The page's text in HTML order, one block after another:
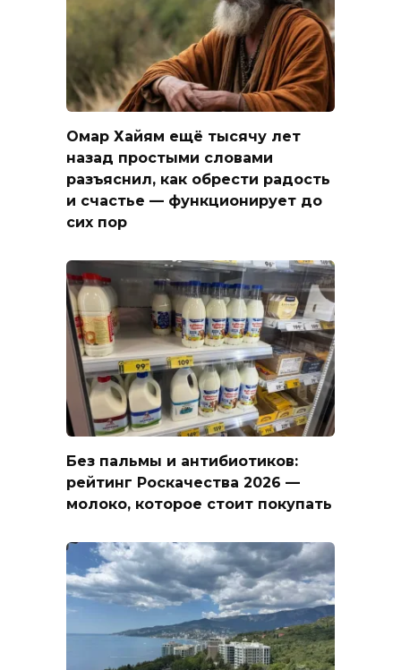
Омар Хайям ещё тысячу лет
назад простыми словами
разъяснил, как обрести радость
и счастье — функционирует до
сих пор
Без пальмы и антибиотиков:
рейтинг Роскачества 2026 —
молоко, которое стоит покупать